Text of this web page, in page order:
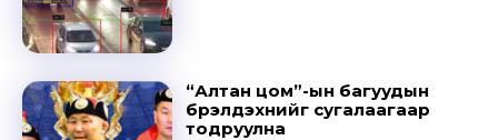
“Алтан цом”-ын багуудын
бүрэлдэхүүнийг сугалаагаар
тодруулна